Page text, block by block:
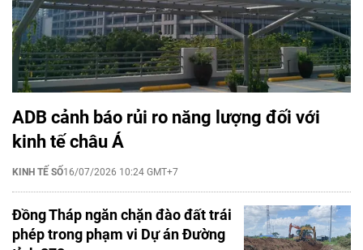
ADB cảnh báo rủi ro năng lượng đối với
kinh tế châu Á
KINH TẾ SỐ16/07/2026 10:24 GMT+7
Đồng Tháp ngăn chặn đào đất trái
phép trong phạm vi Dự án Đường